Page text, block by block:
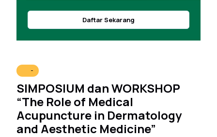
Daftar Sekarang
-
SIMPOSIUM dan WORKSHOP
“The Role of Medical
Acupuncture in Dermatology
and Aesthetic Medicine”